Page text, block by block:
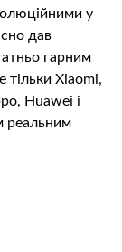
у
дав
гарним
тільки Xiaomi,
Huawei і
реальним